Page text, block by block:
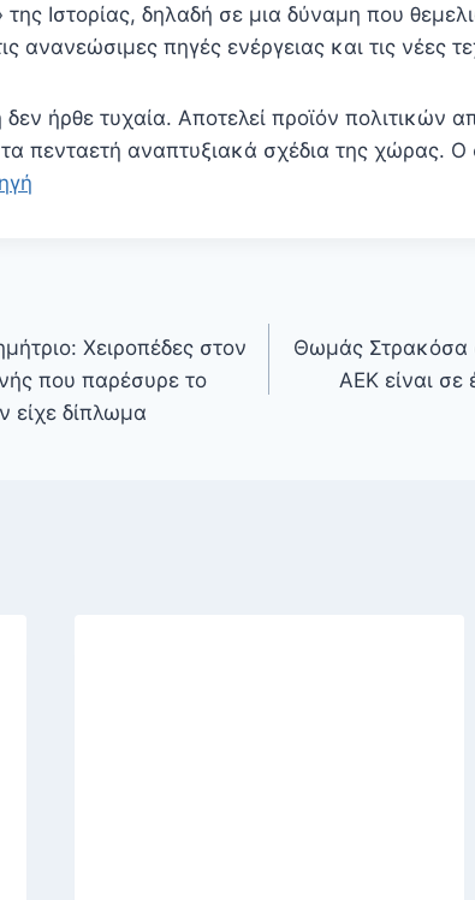
της Ιστορίας, δηλαδή σε μια δύναμη που
ανανεώσιμες πηγές ενέργειας και τις νέες
ήρθε τυχαία. Αποτελεί προϊόν πολιτικών
πενταετή αναπτυξιακά σχέδια της χώρας. Ο
Χειροπέδες στον
που παρέσυρε το
είχε δίπλωμα
Θωμάς Στρακόσα
ΑΕΚ είναι σε